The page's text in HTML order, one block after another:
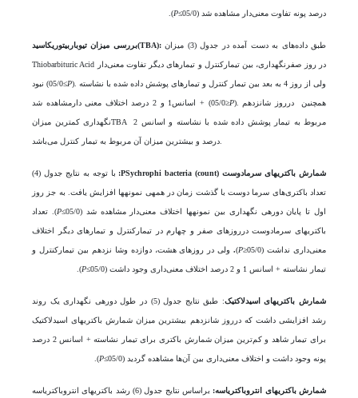
درصد پونه تفاوت معنی‌دار مشاهده شد (05/0≥
P
).
بررسی میزان تیوباربیتوریک­اسید(TBA):طبق داده‌های به دست آمده در جدول (3) میزان
Thiobarbituric Acid در روز صفرنگهداری، بین تیمارکنترل و تیما­رهای دیگر تفاوت معنی‌دار
نبود (05/0≤P). ولی از روز 4 به بعد بین تیمار کنترل و تیمار­های پوشش داده شده با نشاسته
+ اسانس1 و 2 درصد اختلاف معنی دارمشاهده شد (05/0≥P). همچنین درروز شانزدهم
نگهداری کمترین میزانTBA مربوط به تیمار پوشش داده شده با نشاسته و اسانس 2
شمارش باکتری­های سرمادوست PSychrophi bacteria (count)
:
با توجه به نتایج جدول (4)
تعداد باکتری‌های سرما دوست با گذشت زمان در همه­ی نمونه­ها افزایش یافت. به جز روز
اول تا پایان دوره­ی نگهداری بین نمونه­ها اختلاف معنی‌دار مشاهده شد (05/0≥
P). تعداد
باکتری­های سرما­دوست درروز­های صفر و چهارم در تیمارکنترل و تیمارهای دیگر اختلاف
معنی‌داری نداشت (05/0≤
P
)
. ولی در روز­های هشت، دوازده وشا نزدهم بین تیمارکنترل و
تیمار نشاسته + اسانس 1 و 2 درصد اختلاف معنی‌داری وجود داشت (05/0≥
P
).
شمارش باکتری­های اسید­لاکتیک
: طبق نتایج جدول (5) در طول دوره­ی نگهداری یک روند
رشد افزایشی داشت که درروز شانزدهم بیشترین میزان شمارش باکتری­های اسید­لاکتیک
برای تیمار شاهد و کم‌ترین میزان شمارش باکتری برای تیمار نشاسته + اسانس 2 درصد
پونه وجود داشت و اختلاف معنی‌داری بین آن‌ها مشاهده گردید (05/0≥
P
).
شمارش باکتری­های انترو­باکتریاسه:
براساس نتایج جدول (6) رشد باکتری­های انتروباکتریاسه